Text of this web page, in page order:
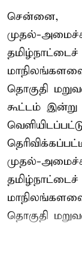
சென்னை,
முதல்-
தொகுதி
கூட்டம் இன்று
முதல்-
தொகுதி